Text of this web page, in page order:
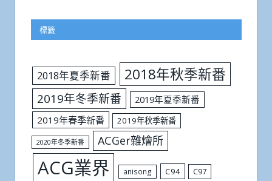
標籤
2018年夏季新番 2018年秋季新番
2019年冬季新番
2019年夏季新番
2019年春季新番
2019年秋季新番
2020年冬季新番 ACGer雜燴所
ACG業界 anisong C94 C97